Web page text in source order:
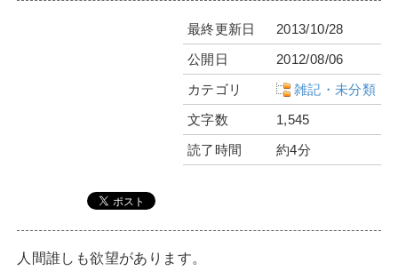
最終更新日
2013/10/28
公開日
2012/08/06
カテゴリ
雑記・未分類
文字数
1,545
読了時間
約4分
人間誰しも欲望があります。